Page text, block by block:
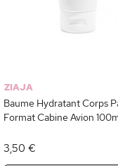
ZIAJA
Baume Hydratant Corps
Format Cabine Avion
3,50 €